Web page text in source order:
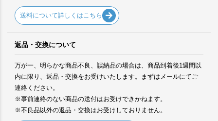
送料について詳しくはこちら
返品・交換について
万が一、明らかな商品不良、誤納品の場合は、商品到着後1週間以
内に限り、返品・交換をお受けいたします。まずはメールにてご
連絡ください。
※事前連絡のない商品の送付はお受けできかねます。
※不良品以外の返品・交換はお受けしておりません。